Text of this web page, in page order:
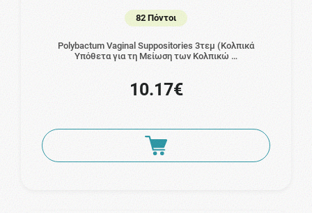
82 Πόντοι
Polybactum Vaginal Suppositories 3τεμ (Κολπικά
Υπόθετα για τη Μείωση των Κολπικώ …
10.17€